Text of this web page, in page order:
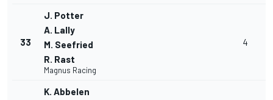
33
J. Potter
A. Lally
M. Seefried
R. Rast
Magnus Racing
4
K. Abbelen